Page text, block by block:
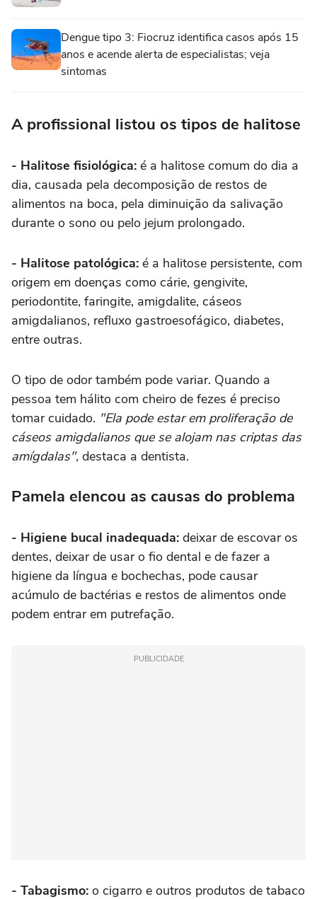
Dengue tipo 3: Fiocruz identifica casos após 15
anos e acende alerta de especialistas; veja
sintomas
A profissional listou os tipos de halitose
- Halitose fisiológica: é a halitose comum do dia a
dia, causada pela decomposição de restos de
alimentos na boca, pela diminuição da salivação
durante o sono ou pelo jejum prolongado.
- Halitose patológica: é a halitose persistente, com
origem em doenças como cárie, gengivite,
periodontite, faringite, amigdalite, cáseos
amigdalianos, refluxo gastroesofágico, diabetes,
entre outras.
O tipo de odor também pode variar. Quando a
pessoa tem hálito com cheiro de fezes é preciso
tomar cuidado. "Ela pode estar em proliferação de
cáseos amigdalianos que se alojam nas criptas das
amígdalas", destaca a dentista.
Pamela elencou as causas do problema
- Higiene bucal inadequada: deixar de escovar os
dentes, deixar de usar o fio dental e de fazer a
higiene da língua e bochechas, pode causar
acúmulo de bactérias e restos de alimentos onde
podem entrar em putrefação.
PUBLICIDADE
- Tabagismo: o cigarro e outros produtos de tabaco